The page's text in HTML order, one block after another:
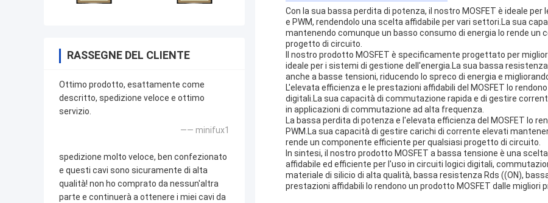
RASSEGNE DEL CLIENTE
Ottimo prodotto, esattamente come
descritto, spedizione veloce e ottimo
servizio.
—— minifux1
spedizione molto veloce, ben confezionato
e questi cavi sono sicuramente di alta
qualità! non ho comprato da nessun'altra
parte e continuerà a ottenere i miei cavi da
Con la sua bassa perdita di potenza, il nostro MOSFET è ideale
e PWM, rendendolo una scelta affidabile per vari settori.La sua
mantenendo comunque un basso consumo di energia lo rende
progetto di circuito.
Il nostro prodotto MOSFET è specificamente progettato per
ideale per i sistemi di gestione dell'energia.La sua bassa
anche a basse tensioni, riducendo lo spreco di energia e
L'elevata efficienza e le prestazioni affidabili del MOSFET lo
digitali.La sua capacità di commutazione rapida e di gestire
in applicazioni di commutazione ad alta frequenza.
La bassa perdita di potenza e l'elevata efficienza del MOSFET lo
PWM.La sua capacità di gestire carichi di corrente elevati
rende un componente efficiente per qualsiasi progetto di circuito.
In sintesi, il nostro prodotto MOSFET a bassa tensione è una
affidabile ed efficiente per l'uso in circuiti logici digitali,
materiale di silicio di alta qualità, bassa resistenza Rds ((ON),
prestazioni affidabili lo rendono un prodotto MOSFET dalle migliori